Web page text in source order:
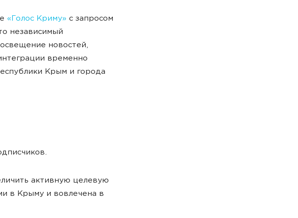
«Голос Криму» с запросом
независимый
новостей,
временно
Крым и города
активную целевую
в Крыму и вовлечена в